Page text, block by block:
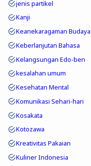
jenis partikel
Kanji
Keanekaragaman Budaya
Keberlanjutan Bahasa
Kelangsungan Edo-ben
kesalahan umum
Kesehatan Mental
Komunikasi Sehari-hari
Kosakata
Kotozawa
Kreativitas Pakaian
Kuliner Indonesia